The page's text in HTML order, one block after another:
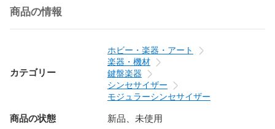
ます。現在選んでいるフィルターの情報、フィルター適用周
波数、フィルタ毎のボリュームがこのLEDの点灯により表現
され（商品写真参照）、デジタルである点を生かした直感的
また、このフィルターの特性は、基本は特定周波数を強調す
るバンドパスフィルターを中心としているため、Night Rider
というモジュールは、レゾネーターを中心としたエフェクタ
ん。
商品の情報
カテゴリー
ホビー・楽器・アート
楽器・機材
鍵盤楽器
シンセサイザー
モジュラーシンセサイザー
商品の状態 新品、未使用